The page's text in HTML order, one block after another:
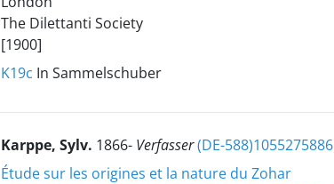
The Dilettanti Society
[1900]
K19c In Sammelschuber
Karppe, Sylv. 1866- Verfasser(DE-588)1055275886
Étude sur les origines et la nature du Zohar